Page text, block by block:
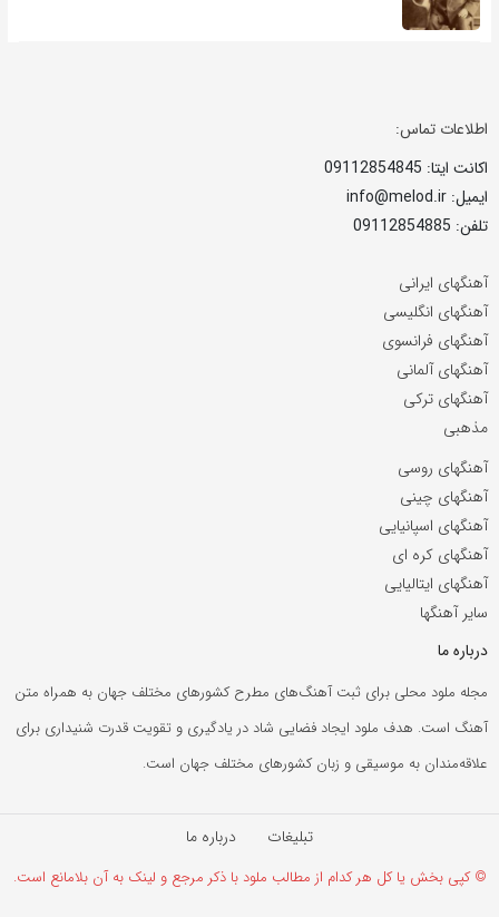
اطلاعات تماس:
اکانت ایتا: 09112854845
ایمیل: info@melod.ir
تلفن: 09112854885
آهنگهای ایرانی
آهنگهای انگلیسی
آهنگهای فرانسوی
آهنگهای آلمانی
آهنگهای ترکی
مذهبی
آهنگهای روسی
آهنگهای چینی
آهنگهای اسپانیایی
آهنگهای کره ای
آهنگهای ایتالیایی
سایر آهنگها
درباره ما
مجله ملود محلی برای ثبت آهنگ‌های مطرح کشورهای مختلف جهان به همراه متن
آهنگ است. هدف ملود ایجاد فضایی شاد در یادگیری و تقویت قدرت شنیداری برای
علاقه‌مندان به موسیقی و زبان کشورهای مختلف جهان است.
تبلیغات درباره ما
© کپی بخش یا کل هر کدام از مطالب ملود با ذکر مرجع و لینک به آن بلامانع است.